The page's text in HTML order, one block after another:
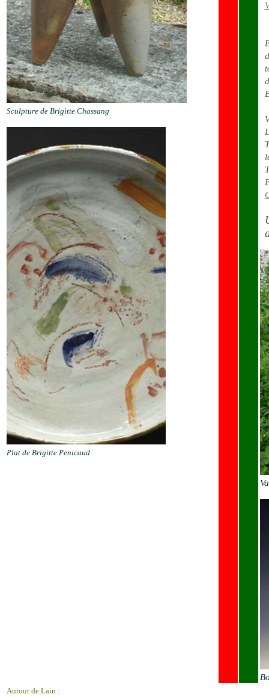
Sculpture de Brigitte Chassang
Plat de Brigitte Penicaud
Autour de Lain :